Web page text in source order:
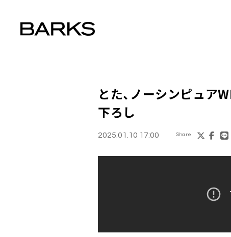
とた、ノーシンピュア
下ろし
2025.01.10 17:00 Share